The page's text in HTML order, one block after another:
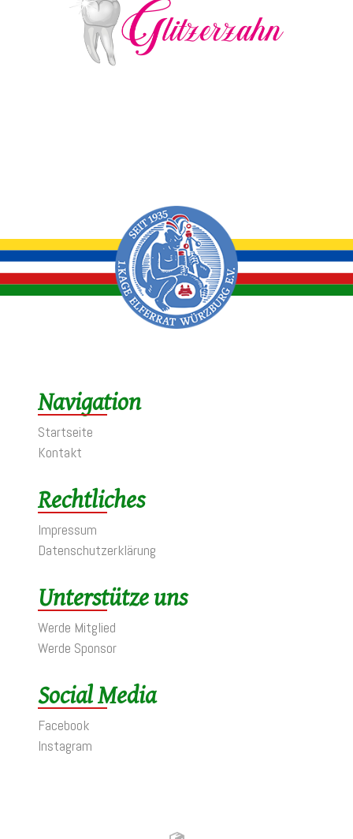
Navigation
Startseite
Kontakt
Rechtliches
Impressum
Datenschutzerklärung
Unterstütze uns
Werde Mitglied
Werde Sponsor
Social Media
Facebook
Instagram